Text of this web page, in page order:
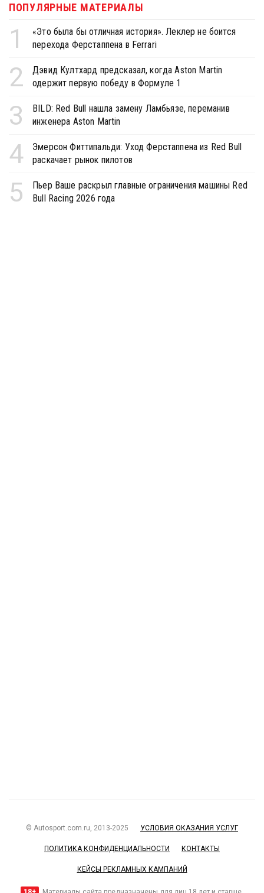
ПОПУЛЯРНЫЕ МАТЕРИАЛЫ
1
«Это была бы отличная история». Леклер не боится
перехода Ферстаппена в Ferrari
2
Дэвид Култхард предсказал, когда Aston Martin
одержит первую победу в Формуле 1
3
BILD: Red Bull нашла замену Ламбьязе, переманив
инженера Aston Martin
4
Эмерсон Фиттипальди: Уход Ферстаппена из Red Bull
раскачает рынок пилотов
5
Пьер Ваше раскрыл главные ограничения машины Red
Bull Racing 2026 года
© Autosport.com.ru, 2013-2025 УСЛОВИЯ ОКАЗАНИЯ УСЛУГ
ПОЛИТИКА КОНФИДЕНЦИАЛЬНОСТИ КОНТАКТЫ
КЕЙСЫ РЕКЛАМНЫХ КАМПАНИЙ